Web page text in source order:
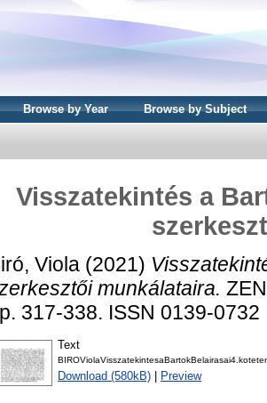
Browse by Year Browse by Subject
Visszatekintés a
Viola (2021)
munkálataira.
317-338. ISSN 0139-0732
Text
Download (580kB) Preview